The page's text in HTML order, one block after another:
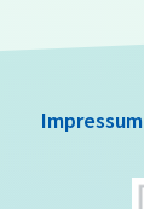
Impressum